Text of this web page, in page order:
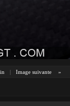
| Image suivante »